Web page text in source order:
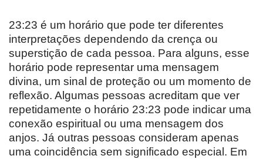
23:23 é um horário que pode ter diferentes
interpretações dependendo da crença ou
superstição de cada pessoa. Para alguns, esse
horário pode representar uma mensagem
divina, um sinal de proteção ou um momento de
reflexão. Algumas pessoas acreditam que ver
repetidamente o horário 23:23 pode indicar uma
conexão espiritual ou uma mensagem dos
anjos. Já outras pessoas consideram apenas
uma coincidência sem significado especial. Em